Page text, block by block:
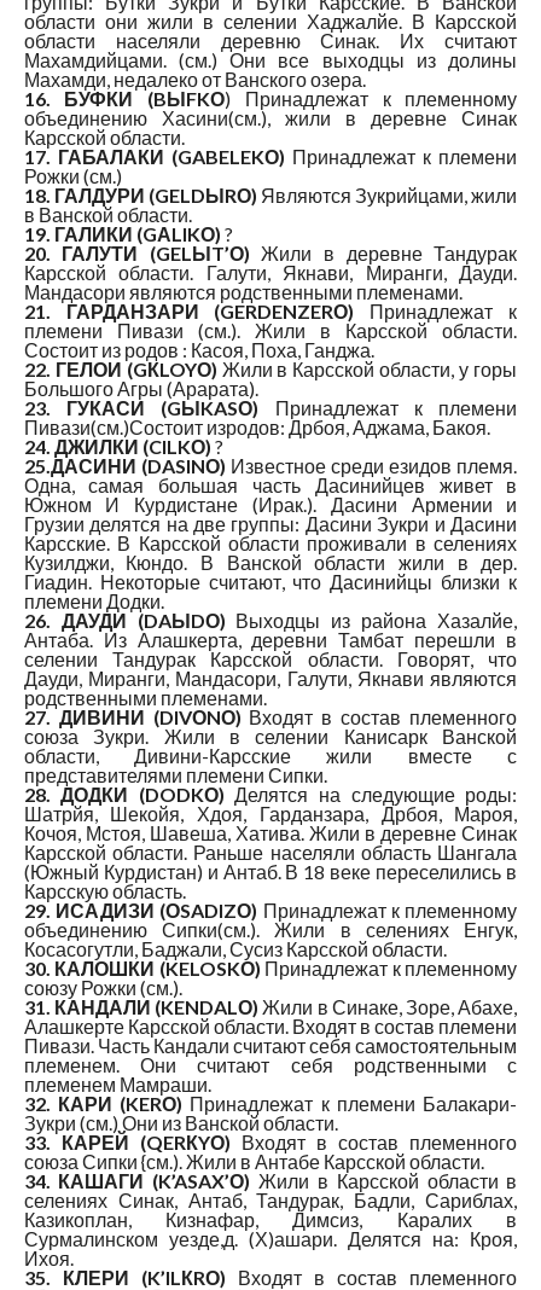
области они жили в селении Хаджалйе. В Карсской
области населяли деревню Синак. Их считают
Махамдийцами. (см.) Они все выходцы из долины
Махамди, недалеко от Ванского озера.
16. БУФКИ (BЫFKО) Принадлежат к племенному
объединению Хасини(см.), жили в деревне Синак
Карсской области.
17. ГАБАЛАКИ (GABELEKО) Принадлежат к племени
Рожки (см.)
18. ГАЛДУРИ (GELDЫRО) Являются Зукрийцами, жили
в Ванской области.
19. ГАЛИКИ (GАLIKО) ?
20. ГАЛУТИ (GELЫT’О) Жили в деревне Тандурак
Карсской области. Галути, Якнави, Миранги, Дауди.
Мандасори являются родственными племенами.
21. ГАРДАНЗАРИ (GERDENZERО) Принадлежат к
племени Пивази (см.). Жили в Карсской области.
Состоит из родов : Касоя, Поха, Ганджа.
22. ГЕЛОИ (GКLOYО) Жили в Карсской области, у горы
Большого Агры (Арарата).
23. ГУКАСИ (GЫKASО) Принадлежат к племени
Пивази(см.)Состоит изродов: Дрбоя, Аджама, Бакоя.
24. ДЖИЛКИ (CILKО) ?
25.ДАСИНИ (DASINО) Известное среди езидов племя.
Одна, самая большая часть Дасинийцев живет в
Южном И Курдистане (Ирак.). Дасини Армении и
Грузии делятся на две группы: Дасини Зукри и Дасини
Карсские. В Карсской области проживали в селениях
Кузилджи, Кюндо. В Ванской области жили в дер.
Гиадин. Некоторые считают, что Дасинийцы близки к
племени Додки.
26. ДАУДИ (DAЫDО) Выходцы из района Хазалйе,
Антаба. Из Алашкерта, деревни Тамбат перешли в
селении Тандурак Карсской области. Говорят, что
Дауди, Миранги, Мандасори, Галути, Якнави являются
родственными племенами.
27. ДИВИНИ (DIVОNО) Входят в состав племенного
союза Зукри. Жили в селении Канисарк Ванской
области, Дивини-Карсские жили вместе с
представителями племени Сипки.
28. ДОДКИ (DODKО) Делятся на следующие роды:
Шатрйя, Шекойя, Хдоя, Гарданзара, Дрбоя, Мароя,
Кочоя, Мстоя, Шавеша, Хатива. Жили в деревне Синак
Карсской области. Раньше населяли область Шангала
(Южный Курдистан) и Антаб. В 18 веке переселились в
Карсскую область.
29. ИСАДИЗИ (ОSADIZО) Принадлежат к племенному
объединению Сипки(см.). Жили в селениях Енгук,
Косасогутли, Баджали, Сусиз Карсской области.
30. КАЛОШКИ (KELOSKО) Принадлежат к племенному
союзу Рожки (см.).
31. КАНДАЛИ (KENDALО) Жили в Синаке, Зоре, Абахе,
Алашкерте Карсской области. Входят в состав племени
Пивази. Часть Кандали считают себя самостоятельным
племенем. Они считают себя родственными с
племенем Мамраши.
32. КАРИ (KERО) Принадлежат к племени Балакари-
Зукри (см.) Они из Ванской области.
33. КАРЕЙ (QERКYО) Входят в состав племенного
союза Сипки {см.). Жили в Антабе Карсской области.
34. КАШАГИ (K’ASAX’О) Жили в Карсской области в
селениях Синак, Антаб, Тандурак, Бадли, Сариблах,
Казикоплан, Кизнафар, Димсиз, Каралих в
Сурмалинском уезде,д. (Х)ашари. Делятся на: Кроя,
Ихоя.
35. КЛЕРИ (K’ILКRО) Входят в состав племенного